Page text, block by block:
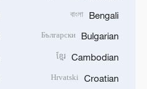
Bengali
বাংলা
Bulgarian
Български
Cambodian
ខ្មែរ
Croatian
Hrvatski